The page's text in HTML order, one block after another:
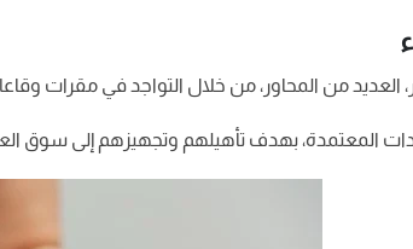
من المحاور، من خلال التواجد في مقرات
المعتمدة، بهدف تأهيلهم وتجهيزهم إلى سوق